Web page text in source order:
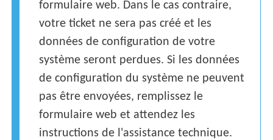
formulaire web. Dans le cas contraire,
votre ticket ne sera pas créé et les
données de configuration de votre
système seront perdues. Si les données
de configuration du système ne peuvent
pas être envoyées, remplissez le
formulaire web et attendez les
instructions de l'assistance technique.